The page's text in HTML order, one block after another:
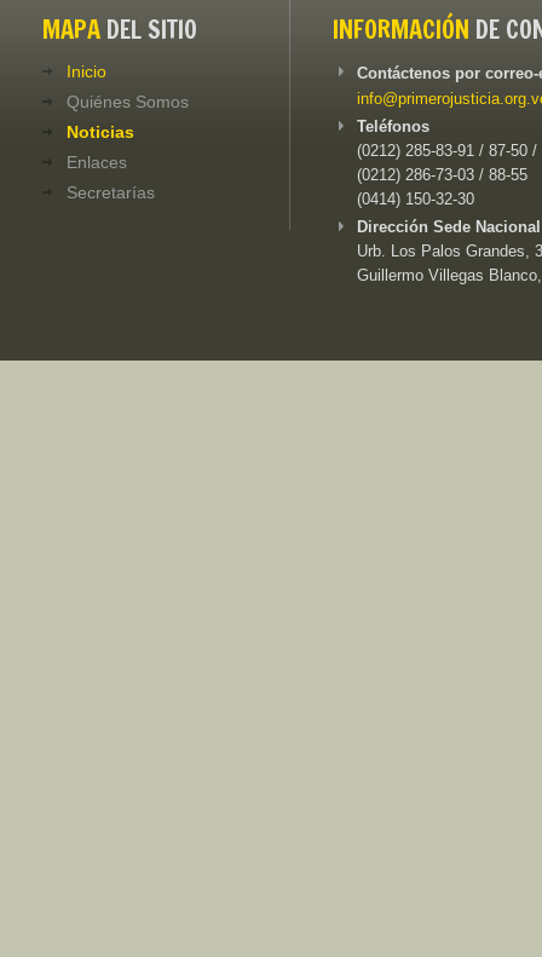
MAPA DEL SITIO
Inicio
Quiénes Somos
Noticias
Enlaces
Secretarías
INFORMACIÓN DE
Contáctenos por
Teléfonos
(0212) 285-83-91 / 87-50 /
(0212) 286-73-03 / 88-55
(0414) 150-32-30
Dirección Sede
Urb. Los Palos Grandes,
Guillermo Villegas